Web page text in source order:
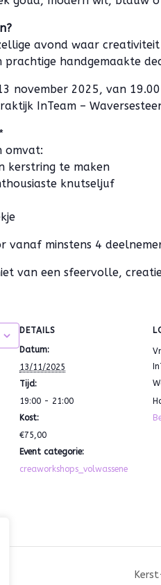
avond waar
prachtige handgemaakte
november 2025, van
InTeam –
omvat:
kerstring te maken
knutseljuf
vanaf minstens 4
van een sfeervolle,
DETAILS
Datum:
13/11/2025
Tijd:
19:00 - 21:00
Kost:
€75,00
Event categorie:
creaworkshops_volwassene